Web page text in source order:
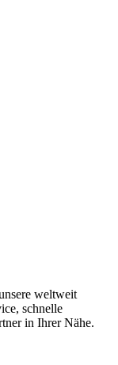
weltweit
schnelle
in Ihrer Nähe.